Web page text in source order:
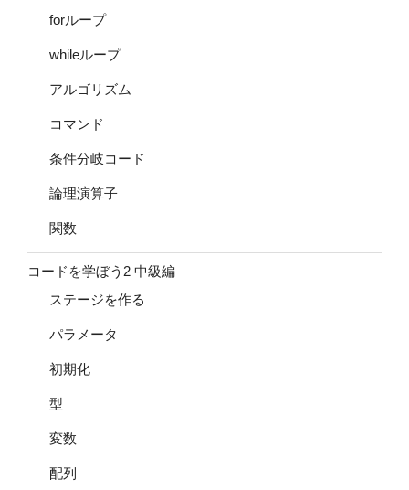
forループ
whileループ
アルゴリズム
コマンド
条件分岐コード
論理演算子
関数
コードを学ぼう2 中級編
ステージを作る
パラメータ
初期化
型
変数
配列